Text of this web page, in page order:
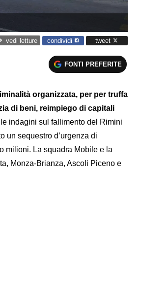
vedi letture condividi tweet
FONTI PREFERITE
organizzata, per per truffa
di beni, reimpiego di capitali
indagini sul fallimento del Rimini
un sequestro d’urgenza di
milioni. La squadra Mobile e la
Monza-Brianza, Ascoli Piceno e